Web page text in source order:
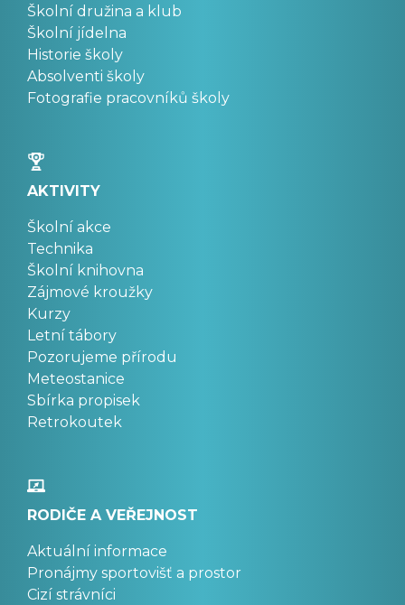
Školní družina a klub
Školní jídelna
Historie školy
Absolventi školy
Fotografie pracovníků školy
AKTIVITY
Školní akce
Technika
Školní knihovna
Zájmové kroužky
Kurzy
Letní tábory
Pozorujeme přírodu
Meteostanice
Sbírka propisek
Retrokoutek
RODIČE A VEŘEJNOST
Aktuální informace
Pronájmy sportovišť a prostor
Cizí strávníci